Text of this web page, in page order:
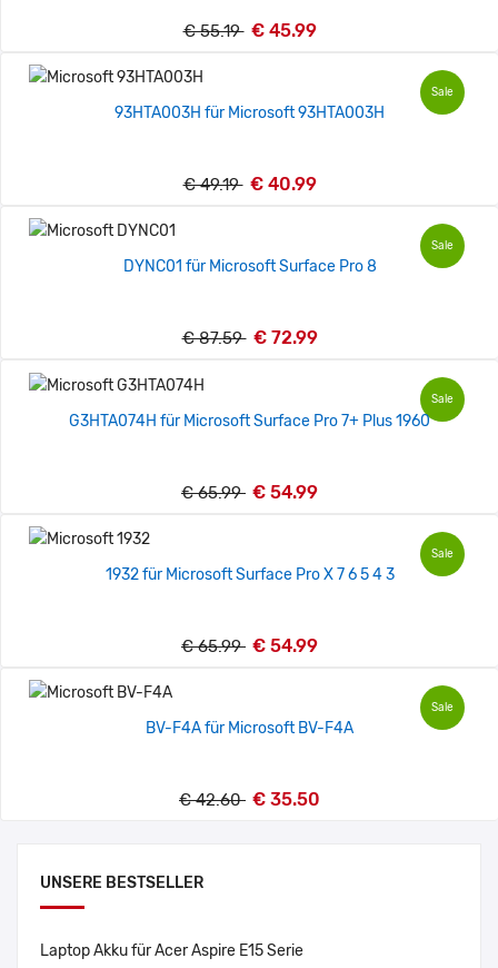
UNSERE BESTSELLER
Laptop Akku für Acer Aspire E15 Serie
€ 55.19 € 45.99
Sale
93HTA003H für Microsoft 93HTA003H
€ 49.19 € 40.99
Sale
DYNC01 für Microsoft Surface Pro 8
€ 87.59 € 72.99
Sale
G3HTA074H für Microsoft Surface Pro 7+ Plus 1960
€ 65.99 € 54.99
Sale
1932 für Microsoft Surface Pro X 7 6 5 4 3
€ 65.99 € 54.99
Sale
BV-F4A für Microsoft BV-F4A
€ 42.60 € 35.50